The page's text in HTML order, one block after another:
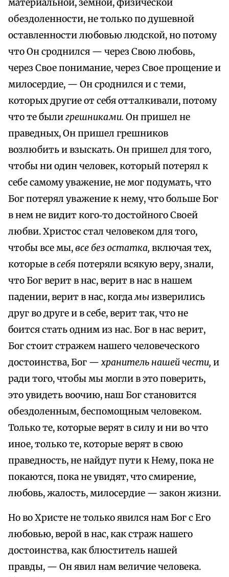
материальной, земной, физической
обездоленности, не только по душевной
оставленности любовью людской, но потому
что Он сроднился — через Свою любовь,
через Свое понимание, через Свое прощение и
милосердие, — Он сроднился и с теми,
которых другие от себя отталкивали, потому
что те былигрешниками. Он пришел не
праведных, Он пришел грешников
возлюбить и взыскать. Он пришел для того,
чтобы ни один человек, который потерял к
себе самому уважение, не мог подумать, что
Бог потерял уважение к нему, что больше Бог
в нем не видит кого‑то достойного Своей
любви. Христос стал человеком для того,
чтобы все мы,все без остатка, включая тех,
которые всебя потеряли всякую веру, знали,
что Бог верит в нас, верит в нас в нашем
падении, верит в нас, когдамыизверились
друг во друге и в себе, верит так, что не
боится стать одним из нас. Бог в нас верит,
Бог стоит стражем нашего человеческого
достоинства, Бог — хранитель нашей чести, и
ради того, чтобы мы могли в это поверить,
это увидеть воочию, наш Бог становится
обездоленным, беспомощным человеком.
Только те, которые верят в силу и ни во что
иное, только те, которые верят в свою
праведность, не найдут пути к Нему, пока не
покаются, пока не увидят, что смирение,
любовь, жалость, милосердие — закон жизни.
Но во Христе не только явился нам Бог с Его
любовью, верой в нас, как страж нашего
достоинства, как блюститель нашей
правды, — Он явил нам величие человека.